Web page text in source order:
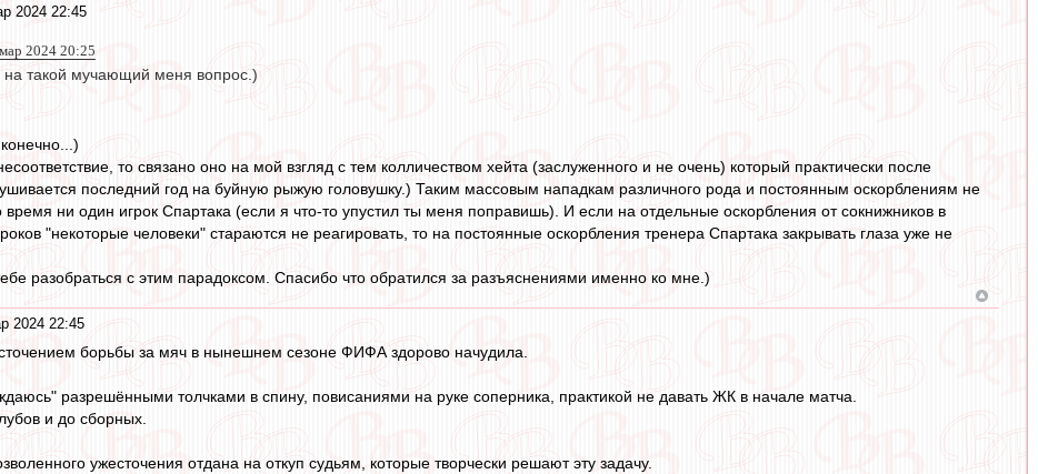
2024 22:45
2024 20:25
на такой мучающий меня вопрос.)
то связано оно на мой взгляд с тем колличеством хейта (заслуженного и не очень) который практически после
последний год на буйную рыжую головушку.) Таким массовым нападкам различного рода и постоянным оскорблениям не
время ни один игрок Спартака (если я что-то упустил ты меня поправишь). И если на отдельные оскорбления от сокнижников в
"некоторые человеки" стараются не реагировать, то на постоянные оскорбления тренера Спартака закрывать глаза уже не
разобраться с этим парадоксом. Спасибо что обратился за разъяснениями именно ко мне.)
2024 22:45
борьбы за мяч в нынешнем сезоне ФИФА здорово начудила.
разрешёнными толчками в спину, повисаниями на руке соперника, практикой не давать ЖК в начале матча.
и до сборных.
ужесточения отдана на откуп судьям, которые творчески решают эту задачу.